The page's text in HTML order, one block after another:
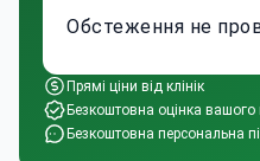
Обстеження не
Прямі ціни від клінік
Безкоштовна оцінка
Безкоштовна персональна